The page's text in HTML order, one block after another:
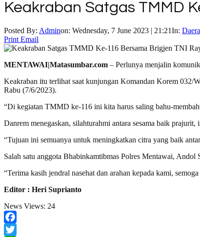
Keakraban Satgas TMMD
Posted By: Adminon: Wednesday, 7 June 2023 | 21:21In:
Print Email
MENTAWAI|Matasumbar.com – Perlunya menjalin
Keakraban itu terlihat saat kunjungan Komandan Korem
Rabu (7/6/2023).
“Di kegiatan TMMD ke-116 ini kita harus saling bahu-
Danrem menegaskan, silahturahmi antara sesama baik
“Tujuan ini semuanya untuk meningkatkan citra yang baik
Salah satu anggota Bhabinkamtibmas Polres Mentawai,
“Terima kasih jendral nasehat dan arahan kepada kami,
Editor : Heri Suprianto
News Views: 24
Facebook